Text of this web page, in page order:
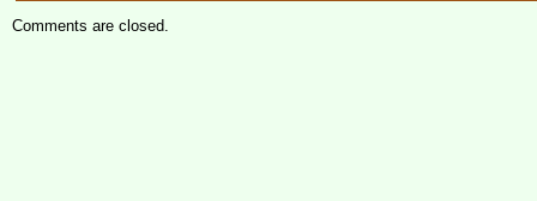
Comments are closed.